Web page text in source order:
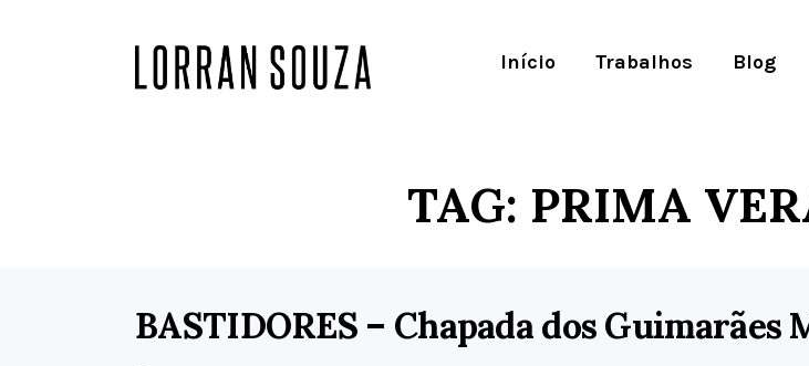
Início Trabalhos Blog
TAG: PRIMA
BASTIDORES – Chapada dos Guimarães